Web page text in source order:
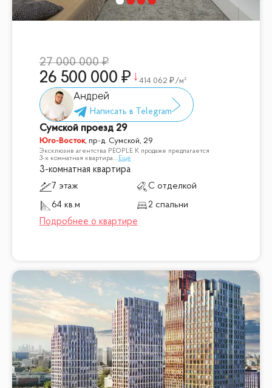
27 000 000
26 500 000 414 062 /м²
Андрей
Сумской проезд 29
Юго-Восток, пр-д. Сумской, 29
Эксклюзив агентства PEOPLE К продаже предлагается
3-х комнатная квартира... Ещё
3-комнатная квартира
7 этаж
С отделкой
64 кв.м
2 спальни